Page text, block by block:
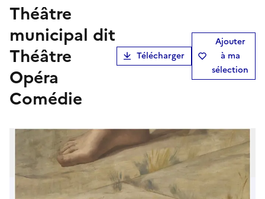
théâtre
municipal dit
Théâtre
Opéra
Comédie
Télécharger
Ajouter
à ma
sélection